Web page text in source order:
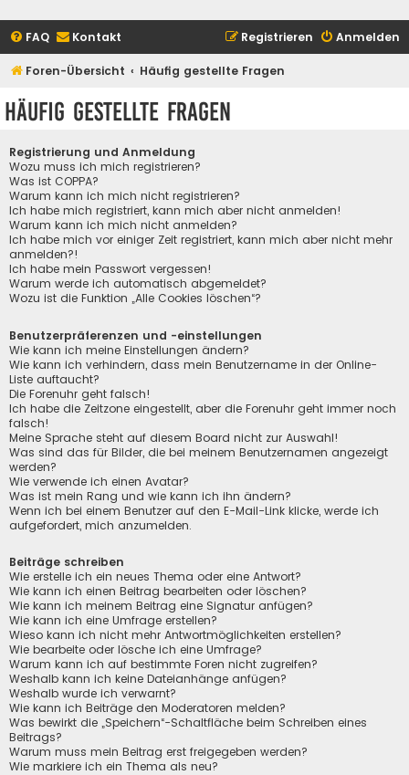
FAQ Kontakt Anmelden
Registrieren
Foren-Übersicht Häufig gestellte Fragen
Häufig gestellte Fragen
Registrierung und Anmeldung
Wozu muss ich mich registrieren?
Was ist COPPA?
Warum kann ich mich nicht registrieren?
Ich habe mich registriert, kann mich aber nicht anmelden!
Warum kann ich mich nicht anmelden?
Ich habe mich vor einiger Zeit registriert, kann mich aber nicht mehr
anmelden?!
Ich habe mein Passwort vergessen!
Warum werde ich automatisch abgemeldet?
Wozu ist die Funktion „Alle Cookies löschen“?
Benutzerpräferenzen und -einstellungen
Wie kann ich meine Einstellungen ändern?
Wie kann ich verhindern, dass mein Benutzername in der Online-
Liste auftaucht?
Die Forenuhr geht falsch!
Ich habe die Zeitzone eingestellt, aber die Forenuhr geht immer noch
falsch!
Meine Sprache steht auf diesem Board nicht zur Auswahl!
Was sind das für Bilder, die bei meinem Benutzernamen angezeigt
werden?
Wie verwende ich einen Avatar?
Was ist mein Rang und wie kann ich ihn ändern?
Wenn ich bei einem Benutzer auf den E-Mail-Link klicke, werde ich
aufgefordert, mich anzumelden.
Beiträge schreiben
Wie erstelle ich ein neues Thema oder eine Antwort?
Wie kann ich einen Beitrag bearbeiten oder löschen?
Wie kann ich meinem Beitrag eine Signatur anfügen?
Wie kann ich eine Umfrage erstellen?
Wieso kann ich nicht mehr Antwortmöglichkeiten erstellen?
Wie bearbeite oder lösche ich eine Umfrage?
Warum kann ich auf bestimmte Foren nicht zugreifen?
Weshalb kann ich keine Dateianhänge anfügen?
Weshalb wurde ich verwarnt?
Wie kann ich Beiträge den Moderatoren melden?
Was bewirkt die „Speichern“-Schaltfläche beim Schreiben eines
Beitrags?
Warum muss mein Beitrag erst freigegeben werden?
Wie markiere ich ein Thema als neu?